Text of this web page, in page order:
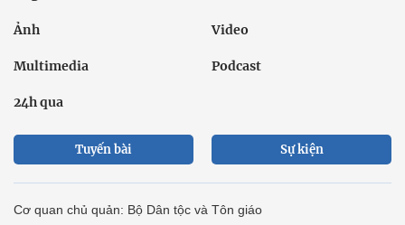
Ảnh Video
Multimedia Podcast
24h qua
Tuyến bài Sự kiện
Cơ quan chủ quản: Bộ Dân tộc và Tôn giáo